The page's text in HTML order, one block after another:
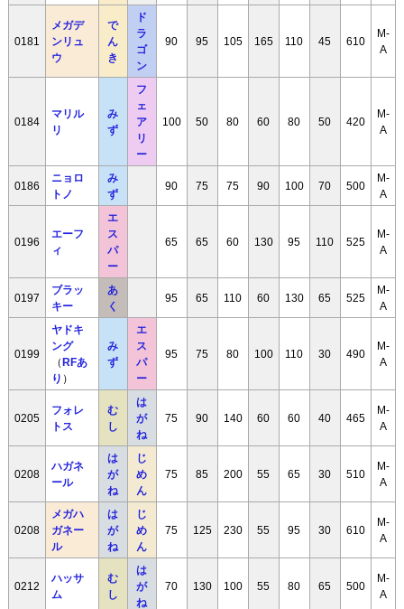
0181
メガデ
ンリュ
ウ
で
ん
き
ド
ラ
ゴ
ン
90 95 105 165 110 45 610
M-
A
0184
マリル
リ
み
ず
フ
ェ
ア
リ
ー
100 50 80 60 80 50 420
M-
A
0186
ニョロ
トノ
み
ず
90 75 75 90 100 70 500
M-
A
0196
エーフ
ィ
エ
ス
パ
ー
65 65 60 130 95 110 525
M-
A
0197
ブラッ
キー
あ
く
95 65 110 60 130 65 525
M-
A
0199
ヤドキ
ング
（ RFあ
り ）
み
ず
エ
ス
パ
ー
95 75 80 100 110 30 490
M-
A
0205
フォレ
トス
む
し
は
が
ね
75 90 140 60 60 40 465
M-
A
0208
ハガネ
ール
は
が
ね
じ
め
ん
75 85 200 55 65 30 510
M-
A
0208
メガハ
ガネー
ル
は
が
ね
じ
め
ん
75 125 230 55 95 30 610
M-
A
0212
ハッサ
ム
む
し
は
が
ね
70 130 100 55 80 65 500
M-
A